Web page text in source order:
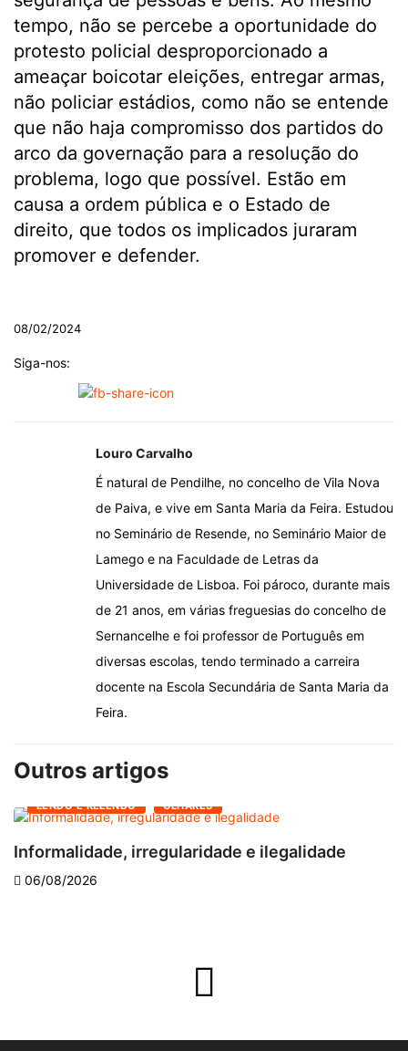
tempo, não se percebe a oportunidade do
protesto policial desproporcionado a
ameaçar boicotar eleições, entregar armas,
não policiar estádios, como não se entende
que não haja compromisso dos partidos do
arco da governação para a resolução do
problema, logo que possível. Estão em
causa a ordem pública e o Estado de
direito, que todos os implicados juraram
promover e defender.
08/02/2024
Siga-nos:
Louro Carvalho
É natural de Pendilhe, no concelho de Vila Nova
de Paiva, e vive em Santa Maria da Feira. Estudou
no Seminário de Resende, no Seminário Maior de
Lamego e na Faculdade de Letras da
Universidade de Lisboa. Foi pároco, durante mais
de 21 anos, em várias freguesias do concelho de
Sernancelhe e foi professor de Português em
diversas escolas, tendo terminado a carreira
docente na Escola Secundária de Santa Maria da
Feira.
Outros artigos
LENDO E RELENDO OLHARES
Informalidade, irregularidade e ilegalidade
06/08/2026